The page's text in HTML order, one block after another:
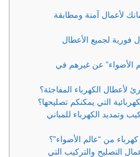
لأعمال آمنة ومطابقة
فورية لجميع الأعطال
الأضواء” عن غيرهم في
وتمديد الكهرباء للمباني
التصليح والتركيب التي